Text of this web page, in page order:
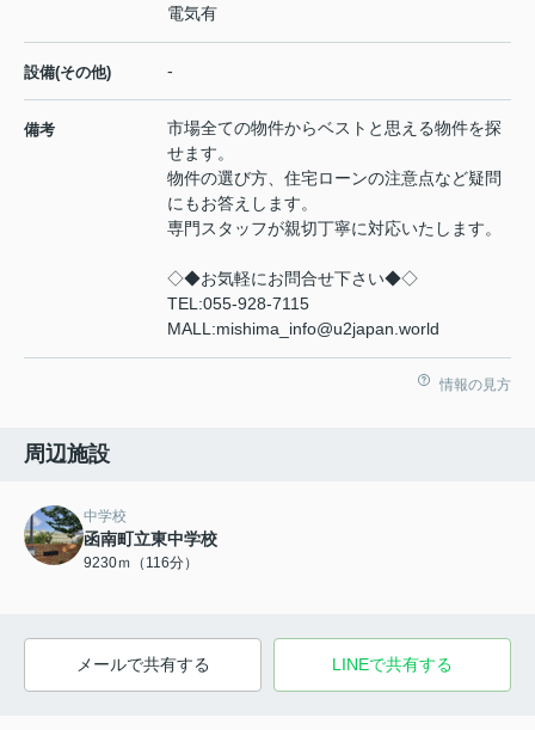
電気有
設備(その他) -
備考
市場全ての物件からベストと思える物件を探
せます。
物件の選び方、住宅ローンの注意点など疑問
にもお答えします。
専門スタッフが親切丁寧に対応いたします。
◇◆お気軽にお問合せ下さい◆◇
TEL:055-928-7115
MALL:mishima_info@u2japan.world
情報の見方
周辺施設
中学校
函南町立東中学校
9230ｍ（116分）
メールで共有する LINEで共有する